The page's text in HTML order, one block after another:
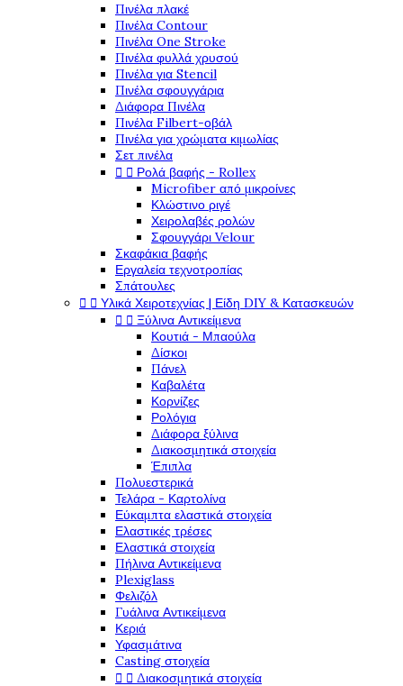
Πινέλα πλακέ
Πινέλα Contour
Πινέλα One Stroke
Πινέλα φυλλά χρυσού
Πινέλα για Stencil
Πινέλα σφουγγάρια
Διάφορα Πινέλα
Πινέλα Filbert-οβάλ
Πινέλα για χρώματα κιμωλίας
Σετ πινέλα
  Ρολά βαφής - Rollex
Microfiber από μικροίνες
Κλώστινο ριγέ
Χειρολαβές ρολών
Σφουγγάρι Velour
Σκαφάκια βαφής
Εργαλεία τεχνοτροπίας
Σπάτουλες
  Υλικά Χειροτεχνίας | Είδη DIY & Κατασκευών
  Ξύλινα Αντικείμενα
Κουτιά - Μπαούλα
Δίσκοι
Πάνελ
Καβαλέτα
Κορνίζες
Ρολόγια
Διάφορα ξύλινα
Διακοσμητικά στοιχεία
Έπιπλα
Πολυεστερικά
Τελάρα - Καρτολίνα
Εύκαμπτα ελαστικά στοιχεία
Ελαστικές τρέσες
Ελαστικά στοιχεία
Πήλινα Αντικείμενα
Plexiglass
Φελιζόλ
Γυάλινα Αντικείμενα
Κεριά
Υφασμάτινα
Casting στοιχεία
  Διακοσμητικά στοιχεία